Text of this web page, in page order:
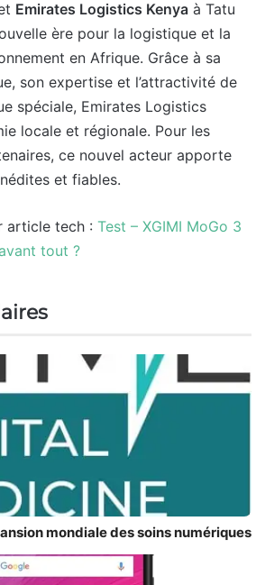
Emirates Logistics Kenya à Tatu
ère pour la logistique et la
en Afrique. Grâce à sa
son expertise et l’attractivité de
spéciale, Emirates Logistics
locale et régionale. Pour les
ce nouvel acteur apporte
et fiables.
article tech : Test – XGIMI MoGo 3
tout ?
mondiale des soins numériques